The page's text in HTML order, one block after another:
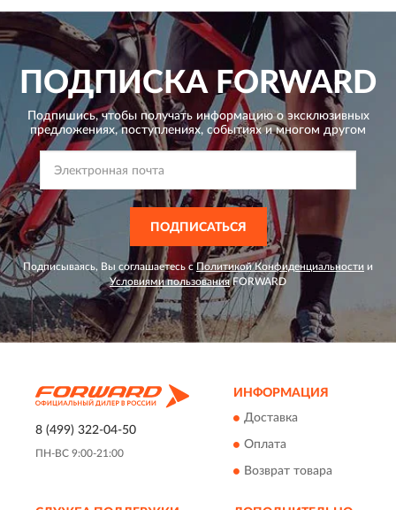
ПОДПИСКА FORWARD
Подпишись, чтобы получать информацию о эксклюзивных
предложениях,поступлениях, событиях и многом другом
ПОДПИСАТЬСЯ
Подписываясь, Вы соглашаетесь сПолитикой Конфиденциальности и
Условиями пользованияFORWARD
8 (499) 322-04-50
ПН-ВС 9:00-21:00
ИНФОРМАЦИЯ
Доставка
Оплата
Возврат товара